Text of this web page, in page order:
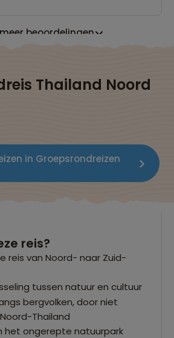
beoordelingen
Thailand Noord
in Groepsrondreizen
reis?
reis van Noord- naar Zuid-
tussen natuur en cultuur
bergvolken, door niet
Thailand
het ongerepte natuurpark